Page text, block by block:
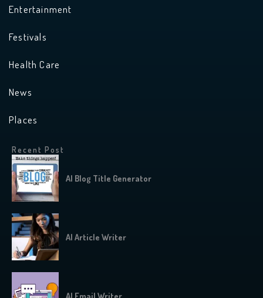
Entertainment
Festivals
Health Care
News
Places
Recent Post
AI Blog Title Generator
AI Article Writer
AI Email Writer